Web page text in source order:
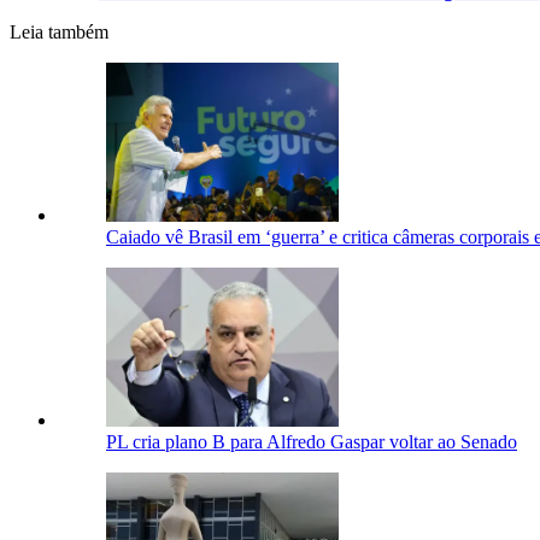
Leia também
Caiado vê Brasil em ‘guerra’ e critica câmeras corporais
PL cria plano B para Alfredo Gaspar voltar ao Senado